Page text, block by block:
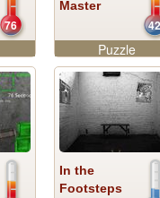
76
Master
42
Puzzle
In the
Footsteps